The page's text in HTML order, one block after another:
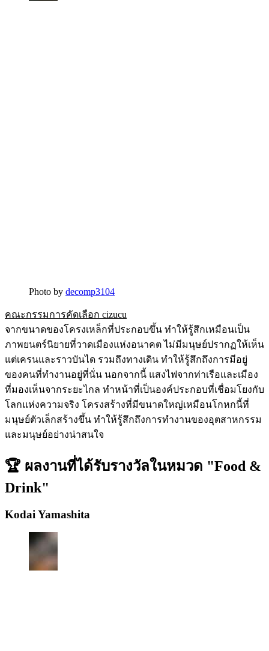
Photo by decomp3104
คณะกรรมการคัดเลือก cizucu
จากขนาดของโครงเหล็กที่ประกอบขึ้น ทำให้รู้สึกเหมือนเป็น
ภาพยนตร์นิยายที่วาดเมืองแห่งอนาคต ไม่มีมนุษย์ปรากฏให้เห็น
แต่เครนและราวบันได รวมถึงทางเดิน ทำให้รู้สึกถึงการมีอยู่
ของคนที่ทำงานอยู่ที่นั่น นอกจากนี้ แสงไฟจากท่าเรือและเมือง
ที่มองเห็นจากระยะไกล ทำหน้าที่เป็นองค์ประกอบที่เชื่อมโยงกับ
โลกแห่งความจริง โครงสร้างที่มีขนาดใหญ่เหมือนโกหกนี้ที่
มนุษย์ตัวเล็กสร้างขึ้น ทำให้รู้สึกถึงการทำงานของอุตสาหกรรม
และมนุษย์อย่างน่าสนใจ
🏆 ผลงานที่ได้รับรางวัลในหมวด "Food &
Drink"
Kodai Yamashita